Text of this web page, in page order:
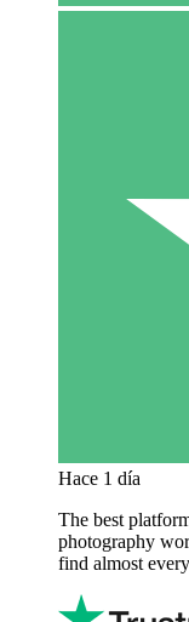
Hace 1 día
The best
photography
find almost